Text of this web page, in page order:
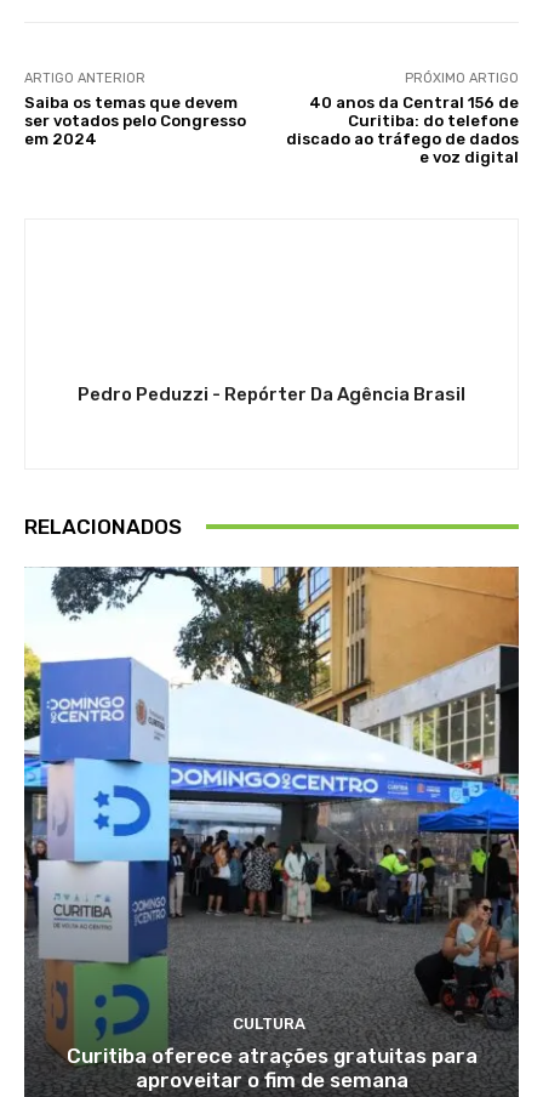
ARTIGO ANTERIOR
Saiba os temas que devem
ser votados pelo Congresso
em 2024
PRÓXIMO ARTIGO
40 anos da Central 156 de
Curitiba: do telefone
discado ao tráfego de dados
e voz digital
Pedro Peduzzi - Repórter Da Agência Brasil
RELACIONADOS
CULTURA
Curitiba oferece atrações gratuitas para
aproveitar o fim de semana